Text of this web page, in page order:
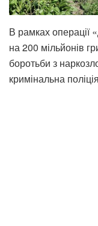
В рамках операції
на 200 мільйонів
боротьби з
кримінальна